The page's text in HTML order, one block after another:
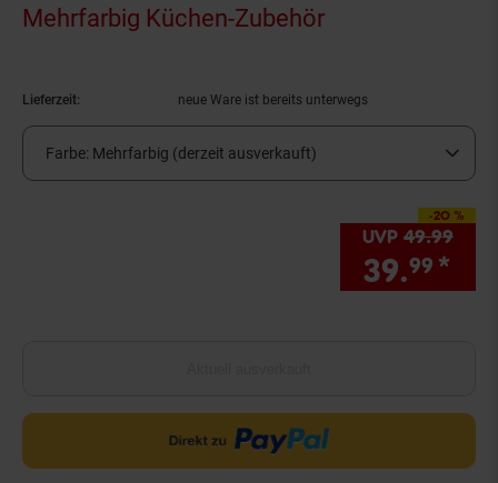
Mehrfarbig Küchen-Zubehör
Lieferzeit: neue Ware ist bereits unterwegs
Farbe: Mehrfarbig (derzeit ausverkauft)
-20 %
Sie Sparen 20
UVP 49.99
39.99 *